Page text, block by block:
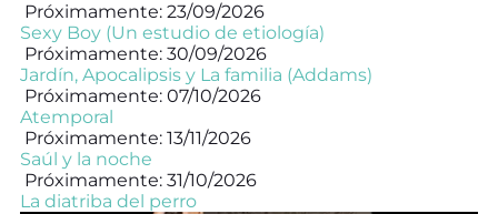
Próximamente: 23/09/2026
Sexy Boy (Un estudio de etiología)
Próximamente: 30/09/2026
Jardín, Apocalipsis y La familia (Addams)
Próximamente: 07/10/2026
Atemporal
Próximamente: 13/11/2026
Saúl y la noche
Próximamente: 31/10/2026
La diatriba del perro